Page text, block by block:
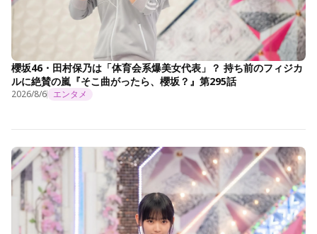
櫻坂46・田村保乃は「体育会系爆美女代表」？ 持ち前のフィジカ
ルに絶賛の嵐『そこ曲がったら、櫻坂？』第295話
2026/8/6 エンタメ